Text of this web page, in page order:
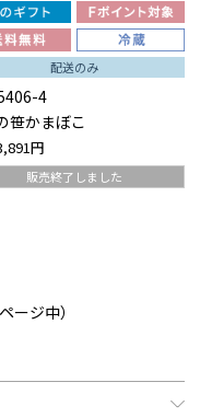
配送のみ
4
笹かまぼこ
円
販売終了しました
ージ中）